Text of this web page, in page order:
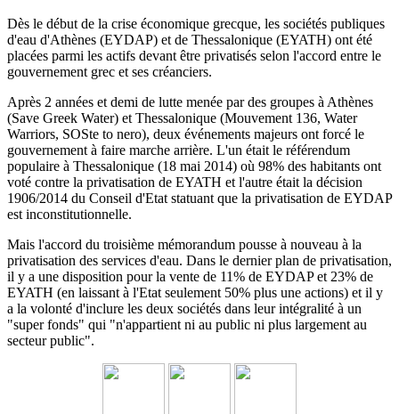
Dès le début de la crise économique grecque, les sociétés publiques
d'eau d'Athènes (EYDAP) et de Thessalonique (EYATH) ont été
placées parmi les actifs devant être privatisés selon l'accord entre le
gouvernement grec et ses créanciers.
Après 2 années et demi de lutte menée par des groupes à Athènes
(Save Greek Water) et Thessalonique (Mouvement 136, Water
Warriors, SOSte to nero), deux événements majeurs ont forcé le
gouvernement à faire marche arrière. L'un était le référendum
populaire à Thessalonique (18 mai 2014) où 98% des habitants ont
voté contre la privatisation de EYATH et l'autre était la décision
1906/2014 du Conseil d'Etat statuant que la privatisation de EYDAP
est inconstitutionnelle.
Mais l'accord du troisième mémorandum pousse à nouveau à la
privatisation des services d'eau. Dans le dernier plan de privatisation,
il y a une disposition pour la vente de 11% de EYDAP et 23% de
EYATH (en laissant à l'Etat seulement 50% plus une actions) et il y
a la volonté d'inclure les deux sociétés dans leur intégralité à un
"super fonds" qui "n'appartient ni au public ni plus largement au
secteur public".